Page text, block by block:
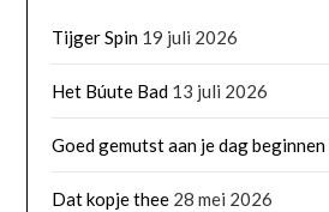
Tijger Spin 19 juli 2026
Het Búute Bad 13 juli 2026
Goed gemutst aan je dag beginnen
Dat kopje thee 28 mei 2026